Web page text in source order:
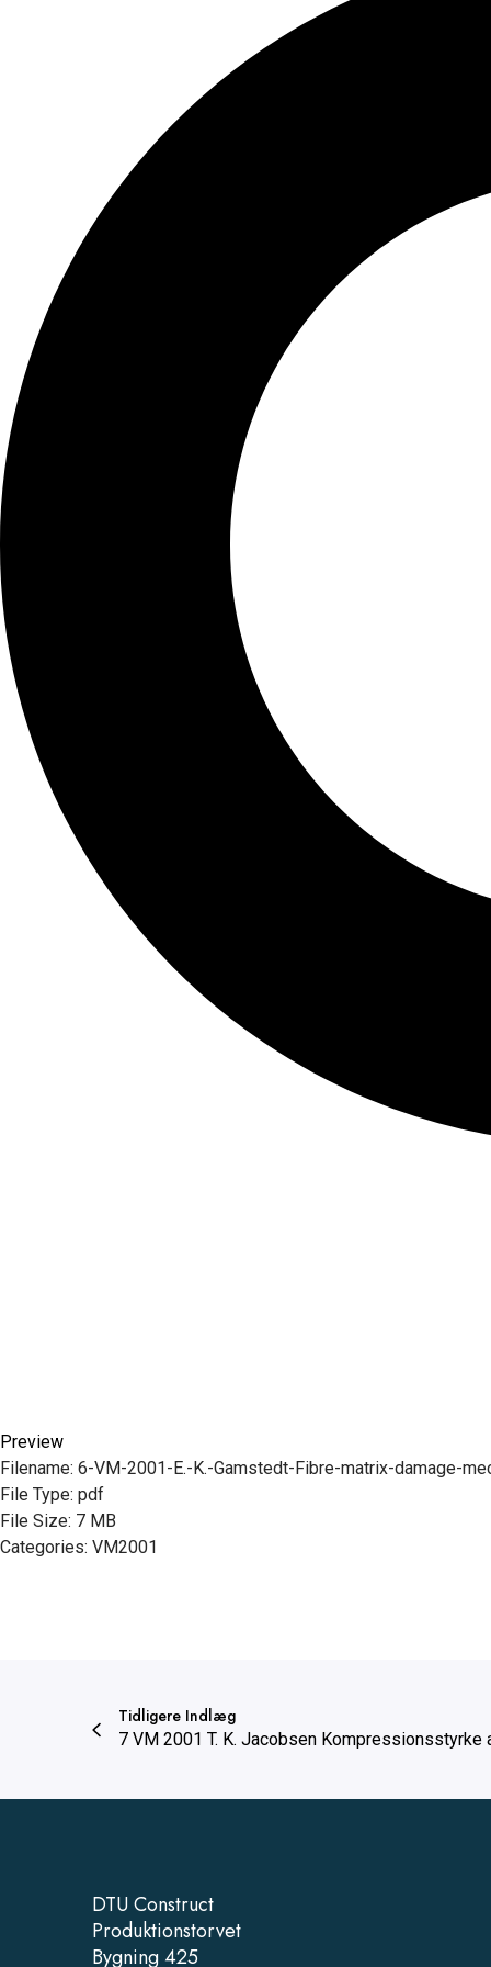
Preview
Filename: 6-VM-2001-E.-K.-Gamstedt-Fibre-matrix-damage-
File Type: pdf
File Size: 7 MB
Categories: VM2001
Tidligere Indlæg
7 VM 2001 T. K. Jacobsen
DTU Construct
Produktionstorvet
Bygning 425